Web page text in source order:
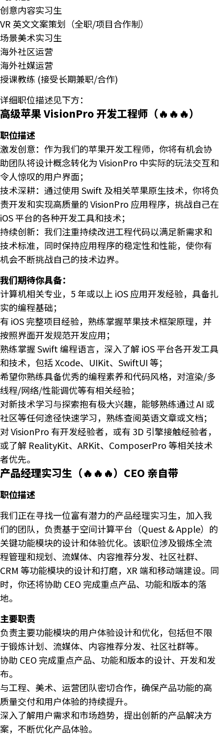
创意内容实习生
VR 英文文案策划（全职/项目合作制）
场景美术实习生
海外社区运营
海外社媒运营
授课教练 (接受长期兼职/合作)
详细职位描述见下方：
高级苹果 VisionPro 开发工程师（🔥🔥🔥）
职位描述
激发创意：作为我们的苹果开发工程师，你将有机会协
助团队将设计概念转化为 VisionPro 中实际的玩法交互和
令人惊叹的用户界面；
技术深耕：通过使用 Swift 及相关苹果原生技术，你将负
责开发和实现高质量的 VisionPro 应用程序，挑战自己在
iOS 平台的各种开发工具和技术；
持续创新：我们注重持续改进工程代码以满足新需求和
技术标准，同时保持应用程序的稳定性和性能，使你有
机会不断挑战自己的技术边界。
我们期待你具备：
计算机相关专业，5 年或以上 iOS 应用开发经验，具备扎
实的编程基础；
有 iOS 完整项目经验，熟练掌握苹果技术框架原理，并
按照界面开发规范开发应用；
熟练掌握 Swift 编程语言，深入了解 iOS 平台各开发工具
和技术，包括 Xcode、UIKit、SwiftUI 等；
希望你熟练具备优秀的编程素养和代码风格，对渲染/多
线程/网络/性能调优等有相关经验；
对新技术学习与探索抱有极大兴趣，能够熟练通过 AI 或
社区等任何途径快速学习，熟练查阅英语文章或文档；
对 VisionPro 有开发经验者，或有 3D 引擎接触经验者，
或了解 RealityKit、ARKit、ComposerPro 等相关技术
者优先。
产品经理实习生（🔥🔥🔥）CEO 亲自带
职位描述
我们正在寻找一位富有潜力的产品经理实习生，加入我
们的团队，负责基于空间计算平台（Quest & Apple）的
关键功能模块的设计和体验优化。该职位涉及锻炼全流
程管理和规划、流媒体、内容推荐分发、社区社群、
CRM 等功能模块的设计和打磨，XR 端和移动端建设。同
时，你还将协助 CEO 完成重点产品、功能和版本的落
地。
主要职责
负责主要功能模块的用户体验设计和优化，包括但不限
于锻炼计划、流媒体、内容推荐分发、社区社群等。
协助 CEO 完成重点产品、功能和版本的设计、开发和发
布。
与工程、美术、运营团队密切合作，确保产品功能的高
质量交付和用户体验的持续提升。
深入了解用户需求和市场趋势，提出创新的产品解决方
案，不断优化产品体验。